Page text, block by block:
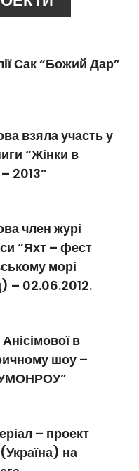
Сак “Божий Дар”
взяла участь у
“Жінки в
2013”
член журі
“Яхт – фест
морі
– 02.06.2012.
в
шоу –
– проект
на